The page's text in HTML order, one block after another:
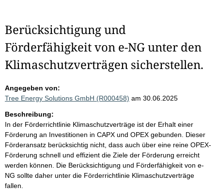
Berücksichtigung und
Förderfähigkeit von e-NG unter den
Klimaschutzverträgen sicherstellen.
Angegeben von:
Tree Energy Solutions GmbH (R000458) am 30.06.2025
Beschreibung:
In der Förderrichtlinie Klimaschutzverträge ist der Erhalt einer
Förderung an Investitionen in CAPX und OPEX gebunden. Dieser
Förderansatz berücksichtig nicht, dass auch über eine reine OPEX-
Förderung schnell und effizient die Ziele der Förderung erreicht
werden können. Die Berücksichtigung und Förderfähigkeit von e-
NG sollte daher unter die Förderrichtlinie Klimaschutzverträge
fallen.